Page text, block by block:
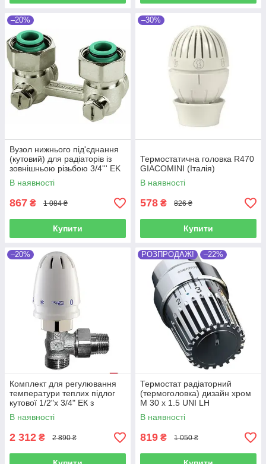
–20%
Вузол нижнього під'єднання
(кутовий) для радіаторів із
зовнішньою різьбою 3/4''' EK
Kermi (Німеччина)
В наявності
867 ₴ 1 084 ₴
Купити
–30%
Термостатична головка R470
GIACOMINI (Італія)
В наявності
578 ₴ 826 ₴
Купити
–20%
Комплект для регулювання
температури теплих підлог
кутової 1/2"х 3/4" ЕК з
термоголовкою HERZ
(Австрія)
В наявності
2 312 ₴ 2 890 ₴
РОЗПРОДАЖ! –22%
Термостат радіаторний
(термоголовка) дизайн хром
M 30 х 1.5 UNI LH
OVENTROP (Німеччина)
В наявності
819 ₴ 1 050 ₴